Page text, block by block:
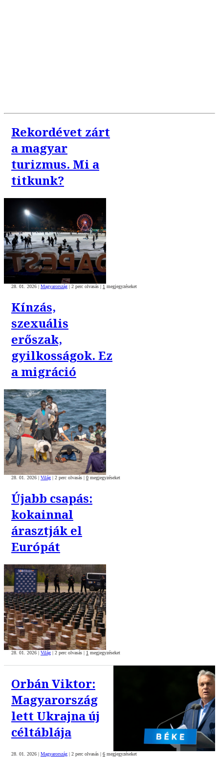
Rekordévet zárt
a magyar
turizmus. Mi a
titkunk?
28. 01. 2026 | Magyarország | 2 perc olvasás | 1 megjegyzéseket
Kínzás,
szexuális
erőszak,
gyilkosságok. Ez
a migráció
28. 01. 2026 | Világ | 2 perc olvasás | 0 megjegyzéseket
Újabb csapás:
kokainnal
árasztják el
Európát
28. 01. 2026 | Világ | 2 perc olvasás | 1 megjegyzéseket
Orbán Viktor:
Magyarország
lett Ukrajna új
céltáblája
28. 01. 2026 | Magyarország | 2 perc olvasás | 6 megjegyzéseket